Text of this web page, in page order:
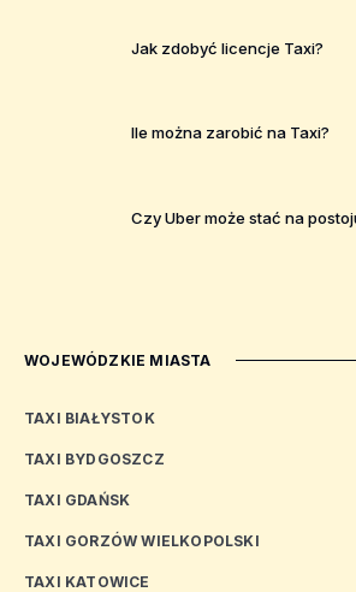
Jak zdobyć licencje Taxi?
Ile można zarobić na Taxi?
Czy Uber może stać na
WOJEWÓDZKIE MIASTA
TAXI BIAŁYSTOK
TAXI BYDGOSZCZ
TAXI GDAŃSK
TAXI GORZÓW WIELKOPOLSKI
TAXI KATOWICE